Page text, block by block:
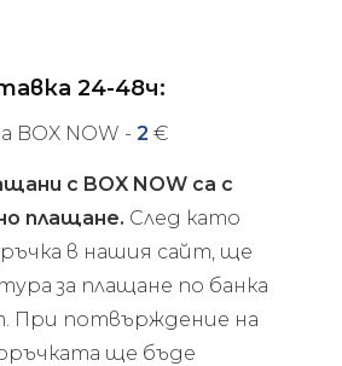
24-48ч:
BOX NOW - 2 €
с BOX NOW са с
плащане. След като
в нашия сайт, ще
за плащане по банка
При потвърждение на
ще бъде